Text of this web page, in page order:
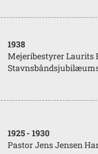
1938
Mejeribestyrer Laurits
1925 - 1930
Pastor Jens Jensen